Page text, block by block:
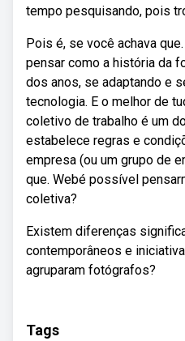
tempo pesquisando, pois
Pois é, se você achava
pensar como a história da
dos anos, se adaptando e
tecnologia. E o melhor de
coletivo de trabalho é um
estabelece regras e
empresa (ou um grupo de
que. Webé possível
coletiva?
Existem diferenças
contemporâneos e
agruparam fotógrafos?
Tags